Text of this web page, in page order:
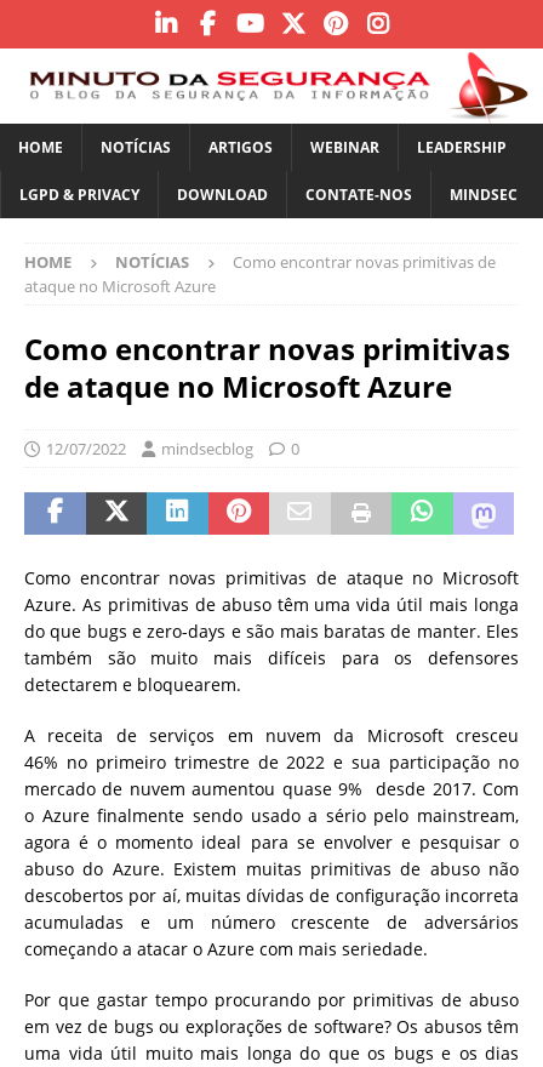
HOME NOTÍCIAS ARTIGOS WEBINAR LEADERSHIP
LGPD & PRIVACY DOWNLOAD CONTATE-NOS MINDSEC
HOME NOTÍCIAS
Como encontrar novas primitivas de
ataque no Microsoft Azure
Como encontrar novas primitivas
de ataque no Microsoft Azure
12/07/2022 mindsecblog 0
Como encontrar novas primitivas de ataque no Microsoft
Azure. As primitivas de abuso têm uma vida útil mais longa
do que bugs e zero-days e são mais baratas de manter. Eles
também são muito mais difíceis para os defensores
detectarem e bloquearem.
A receita de serviços em nuvem da Microsoft cresceu
46% no primeiro trimestre de 2022 e sua participação no
mercado de nuvem aumentou quase 9% desde 2017. Com
o Azure finalmente sendo usado a sério pelo mainstream,
agora é o momento ideal para se envolver e pesquisar o
abuso do Azure. Existem muitas primitivas de abuso não
descobertos por aí, muitas dívidas de configuração incorreta
acumuladas e um número crescente de adversários
começando a atacar o Azure com mais seriedade.
Por que gastar tempo procurando por primitivas de abuso
em vez de bugs ou explorações de software? Os abusos têm
uma vida útil muito mais longa do que os bugs e os dias